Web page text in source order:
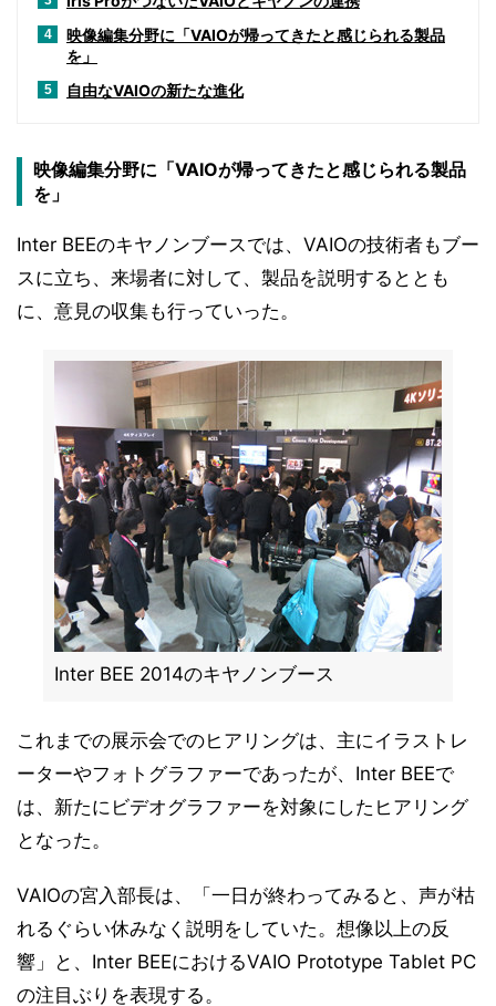
4
映像編集分野に「VAIOが帰ってきたと感じられる製品
を」
5 自由なVAIOの新たな進化
映像編集分野に「VAIOが帰ってきたと感じられる製品
を」
Inter BEEのキヤノンブースでは、VAIOの技術者もブー
スに立ち、来場者に対して、製品を説明するととも
に、意見の収集も行っていった。
Inter BEE 2014のキヤノンブース
これまでの展示会でのヒアリングは、主にイラストレ
ーターやフォトグラファーであったが、Inter BEEで
は、新たにビデオグラファーを対象にしたヒアリング
となった。
VAIOの宮入部長は、「一日が終わってみると、声が枯
れるぐらい休みなく説明をしていた。想像以上の反
響」と、Inter BEEにおけるVAIO Prototype Tablet PC
の注目ぶりを表現する。